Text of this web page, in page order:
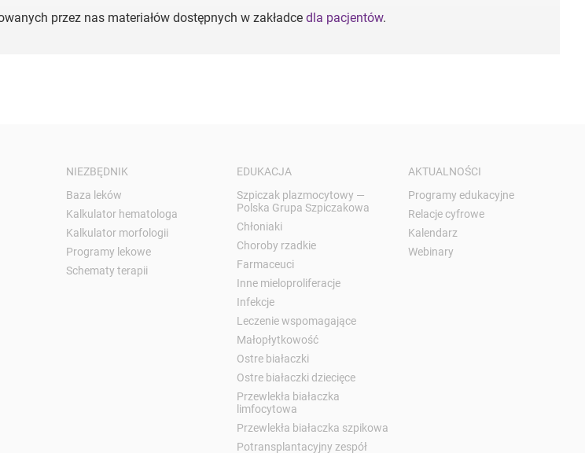
przez nas materiałów dostępnych w zakładce dla pacjentów.
NIEZBĘDNIK
Baza leków
Kalkulator hematologa
Kalkulator morfologii
Programy lekowe
Schematy terapii
EDUKACJA
Szpiczak plazmocytowy —
Polska Grupa Szpiczakowa
Chłoniaki
Choroby rzadkie
Farmaceuci
Inne mieloproliferacje
Infekcje
Leczenie wspomagające
Małopłytkowość
Ostre białaczki
Ostre białaczki dziecięce
Przewlekła białaczka
limfocytowa
Przewlekła białaczka szpikowa
Potransplantacyjny zespół
AKTUALNOŚCI
Programy edukacyjne
Relacje cyfrowe
Kalendarz
Webinary